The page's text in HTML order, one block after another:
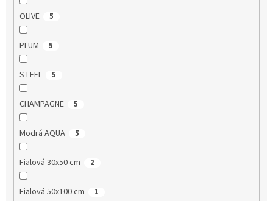
OLIVE 5
PLUM 5
STEEL 5
CHAMPAGNE 5
Modrá AQUA 5
Fialová 30x50 cm 2
Fialová 50x100 cm 1